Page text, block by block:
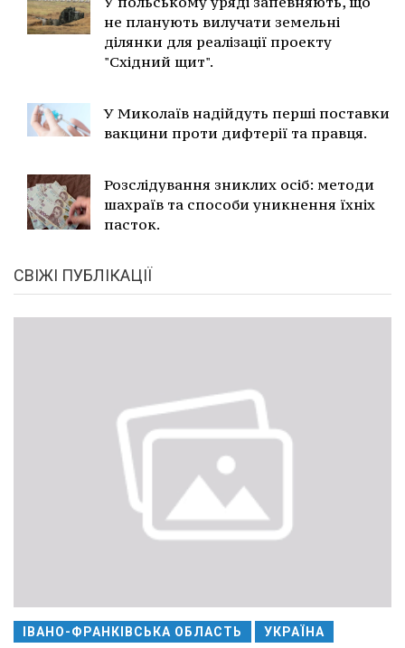
не планують вилучати земельні
ділянки для реалізації проекту
"Східний щит".
У Миколаїв надійдуть перші поставки
вакцини проти дифтерії та правця.
Розслідування зниклих осіб: методи
шахраїв та способи уникнення їхніх
пасток.
СВІЖІ ПУБЛІКАЦІЇ
ІВАНО-ФРАНКІВСЬКА ОБЛАСТЬ УКРАЇНА